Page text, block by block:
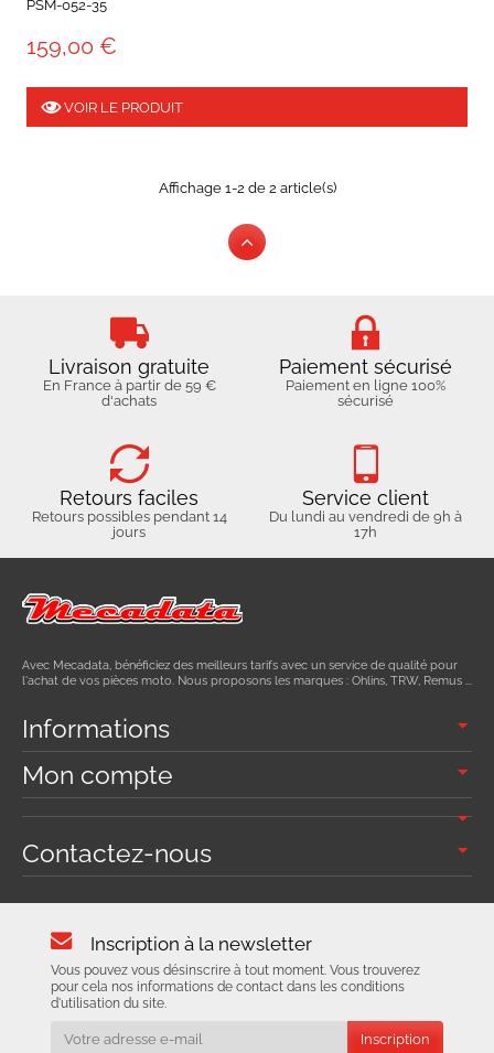
PSM-052-35
159,00 €
VOIR LE PRODUIT
Affichage 1-2 de 2 article(s)
Livraison gratuite
En France à partir de 59 €
d'achats
Paiement sécurisé
Paiement en ligne 100%
sécurisé
Retours faciles
Retours possibles pendant 14
jours
Service client
Du lundi au vendredi de 9h à
17h
Avec Mecadata, bénéficiez des meilleurs tarifs avec un service de qualité pour
l'achat de vos pièces moto. Nous proposons les marques : Ohlins, TRW, Remus ...
Informations
Mon compte
Contactez-nous
Inscription à la newsletter
Vous pouvez vous désinscrire à tout moment. Vous trouverez
pour cela nos informations de contact dans les conditions
d'utilisation du site.